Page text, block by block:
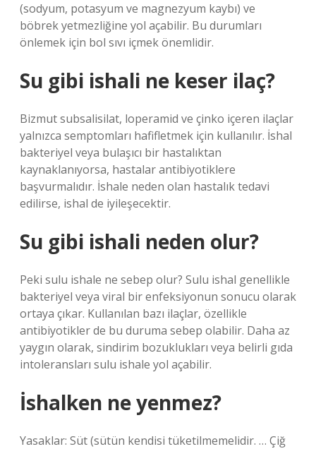
(sodyum, potasyum ve magnezyum kaybı) ve
böbrek yetmezliğine yol açabilir. Bu durumları
önlemek için bol sıvı içmek önemlidir.
Su gibi ishali ne keser ilaç?
Bizmut subsalisilat, loperamid ve çinko içeren ilaçlar
yalnızca semptomları hafifletmek için kullanılır. İshal
bakteriyel veya bulaşıcı bir hastalıktan
kaynaklanıyorsa, hastalar antibiyotiklere
başvurmalıdır. İshale neden olan hastalık tedavi
edilirse, ishal de iyileşecektir.
Su gibi ishali neden olur?
Peki sulu ishale ne sebep olur? Sulu ishal genellikle
bakteriyel veya viral bir enfeksiyonun sonucu olarak
ortaya çıkar. Kullanılan bazı ilaçlar, özellikle
antibiyotikler de bu duruma sebep olabilir. Daha az
yaygın olarak, sindirim bozuklukları veya belirli gıda
intoleransları sulu ishale yol açabilir.
İshalken ne yenmez?
Yasaklar: Süt (sütün kendisi tüketilmemelidir. … Çiğ